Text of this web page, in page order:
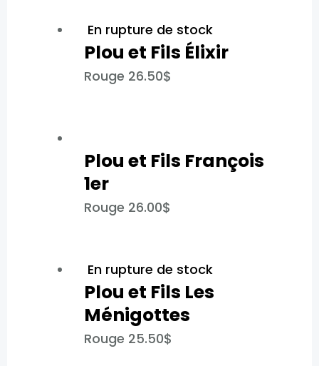
En rupture de stock
Plou et Fils Élixir​
Rouge 26.50$
Plou et Fils François
1er
Rouge 26.00$
En rupture de stock
Plou et Fils Les
Ménigotte​s
Rouge 25.50$